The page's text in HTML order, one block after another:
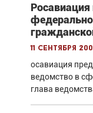
Росавиация
11 сентября
осавиация
ведомство в
глава